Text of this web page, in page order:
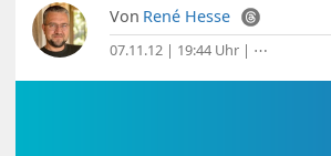
Von René Hesse
07.11.12 | 19:44 Uhr | ⋯